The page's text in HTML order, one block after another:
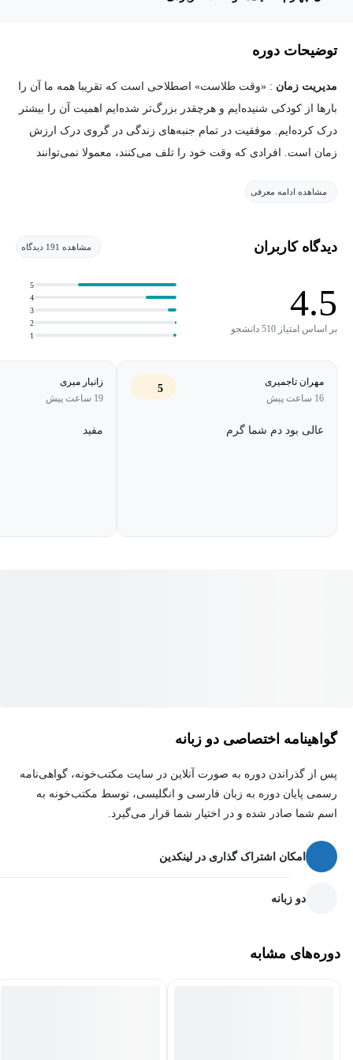
توضیحات دوره
مدیریت زمان : «وقت طلاست» اصطلاحی است که تقریبا همه ما آن را
بارها از کودکی شنیده‌ایم و هرچقدر بزرگ‌تر شده‌ایم اهمیت آن را بیشتر
درک کرده‌ایم. موفقیت در تمام جنبه‌های زندگی در گروی درک ارزش
زمان است. افرادی که وقت خود را تلف می‌کنند، معمولا نمی‌توانند
در زندگی می‌رساند، مدیریت زمان است. احتمالاً باید بدانید که مدیریت
زمان چیست؟ مدیریت زمان به شما کمک می‌کند که بتوانید زمان
مناسبی را به فعالیت‌های درست اختصاص دهید.
زمان یک مفهوم محدود است بنابراین باید بتوانید آن را به‌صورت بهینه
به‌عنوان‌مثال از خود بپرسید کدام فعالیت مهم‌تر است و انجام آن به چه
مدت‌ زمانی احتیاج دارد؟ مدیریت زمان نه‌تنها در سازمان‌ها بلکه در
شخصی، اجتماعی، شغلی و غیره تأثیر می‌گذارد.آموزش مدیریت زمان
مکتب‌خونه به شما کمک می‌کند که بتوانید اهمیت مدیریت زمان را
به‌خوبی درک کنید، علل کمبود زمان خود را بیابید و با کمک تکنیک‌ها و
ابزارهای مدیریت زمان آن‌ها را برطرف کنید. پس با مکتب‌خونه همراه
باشید.
هدف از یادگیری دوره آموزش مدیریت زمان چیست؟
مدیریت زمان شما را وقت‌شناس، منظم و سازمان‌یافته‌تر می‌کند. این
مهارت حتی مدیریت سایر امور را هم بهبود می‌بخشد. مدیریت زمان
مشاهده ادامه معرفی
دیدگاه کاربران مشاهده 191 دیدگاه
4.5
بر اساس امتیاز 510 دانشجو
1
2
3
4
5
مهران تاجمیری
16 ساعت پیش
5
عالی بود دم شما گرم
زانیار میری
19 ساعت پیش
مفید
گواهینامه اختصاصی دو زبانه
پس از گذراندن دوره به صورت آنلاین در سایت مکتب‌خونه، گواهی‌نامه
رسمی پایان دوره به زبان فارسی و انگلیسی، توسط مکتب‌خونه به
اسم شما صادر شده و در اختیار شما قرار می‌گیرد.
امکان اشتراک گذاری در لینکدین
دو زبانه
دوره‌های مشابه